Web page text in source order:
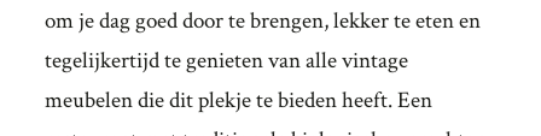
om je dag ​​goed door te brengen, lekker te eten en
tegelijkertijd te genieten van alle vintage
meubelen die dit plekje te bieden heeft. Een